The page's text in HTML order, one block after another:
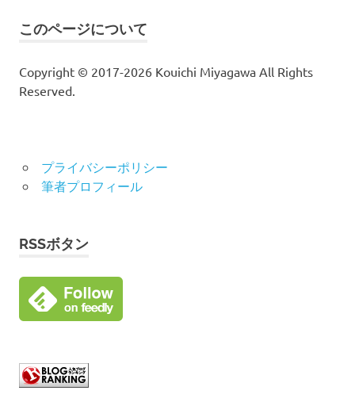
このページについて
Copyright © 2017-2026 Kouichi Miyagawa All Rights
Reserved.
プライバシーポリシー
筆者プロフィール
RSSボタン